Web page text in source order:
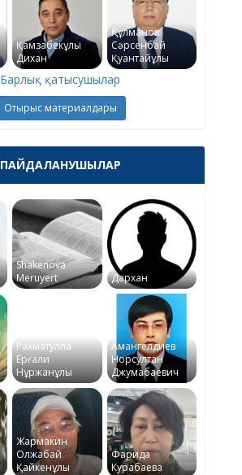
Қамзабекұлы
Дихан
Құлманов
Сәрсенбай
Қуантайұлы
Барлық қатысушылар
Отырыс материалдары
ПАЙДАЛАНУШЫЛАР
Shakenova
Meruyert
Дархан
Рахматулла
Ерғали
Нұржанұлы
Амангелдиев
Норсултан
Джумабаевич
Жармакин
Олжабай
Қайкенұлы
Фарида
Курабаева